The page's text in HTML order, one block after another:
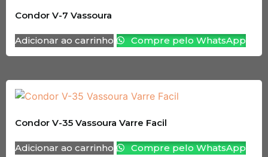
Condor V-7 Vassoura
Adicionar ao carrinho Compre pelo WhatsApp
Condor V-35 Vassoura Varre Facil
Adicionar ao carrinho Compre pelo WhatsApp